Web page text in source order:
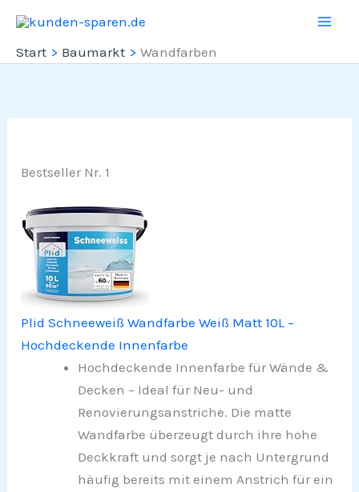
Inhalt
springen
Start Baumarkt Wandfarben
Bestseller Nr. 1
Plid Schneeweiß Wandfarbe Weiß Matt 10L –
Hochdeckende Innenfarbe
Hochdeckende Innenfarbe für Wände &
Decken – Ideal für Neu- und
Renovierungsanstriche. Die matte
Wandfarbe überzeugt durch ihre hohe
Deckkraft und sorgt je nach Untergrund
häufig bereits mit einem Anstrich für ein